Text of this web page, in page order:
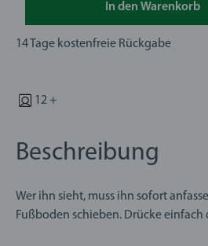
In den Warenkorb
14 Tage kostenfreie Rückgabe
12 +
Beschreibung
Wer ihn sieht, muss ihn sofort
Fußboden schieben. Drücke einfach